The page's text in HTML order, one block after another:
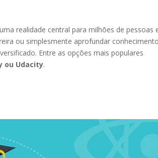
realidade central para milhões de pessoas
ou simplesmente aprofundar
Entre as opções mais populares
ou Udacity.